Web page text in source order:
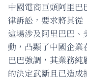
中國電商巨頭阿里
律訴訟，要求將其從
這場涉及阿里巴巴
動，凸顯了中國企
巴巴強調，其業務
的決定武斷且已造成